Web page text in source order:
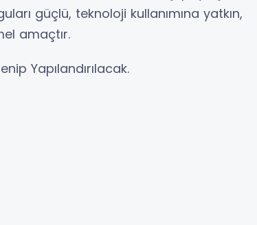
güçlü, teknoloji kullanımına yatkın,
amaçtır.
Yapılandırılacak.